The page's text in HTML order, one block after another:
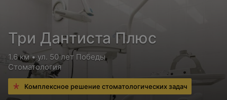
Три Дантиста Плюс
1.6 км • ул. 50 лет Победы
Стоматология
Комплексное решение стоматологических задач